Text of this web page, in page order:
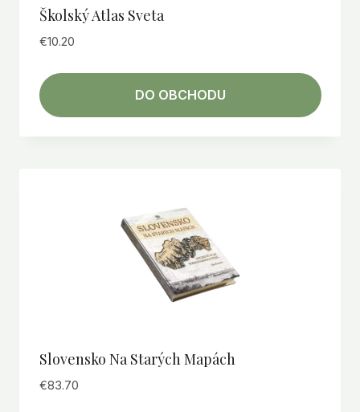
Školský Atlas Sveta
€10.20
DO OBCHODU
Slovensko Na Starých Mapách
€83.70